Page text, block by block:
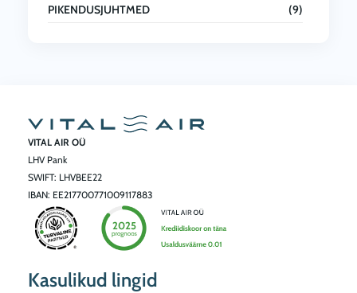
PIKENDUSJUHTMED (9)
VITAL AIR OÜ
LHV Pank
SWIFT: LHVBEE22
IBAN: EE217700771009117883
Kasulikud lingid